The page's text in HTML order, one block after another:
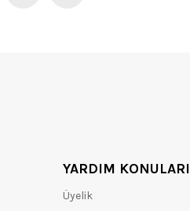
YARDIM KONULARI
Üyelik